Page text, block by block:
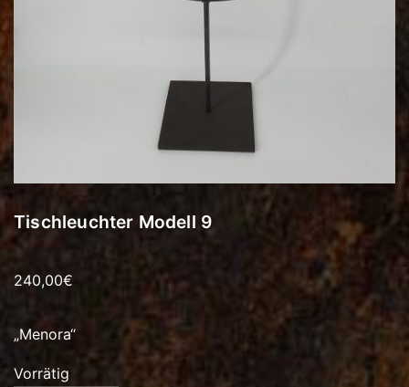
Tischleuchter Modell 9
240,00€
„Menora“
Vorrätig